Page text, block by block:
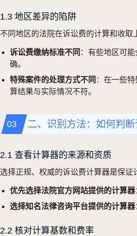
1.3 地区差异的陷阱
不同地区的法院在诉讼费的计算和收取
诉讼费缴纳标准不同 ：有些地区可
确。
特殊案件的处理方式不同 ：在一些
算结果与实际情况不符。
二、识别方法：如何判
2.1 查看计算器的来源和资质
选择正规、权威的诉讼费计算器是保证
优先选择法院官方网站提供的计算器
选择知名法律咨询平台提供的计算器
2.2 核对计算基数和费率